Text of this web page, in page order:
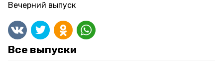
Вечерний выпуск
Все выпуски